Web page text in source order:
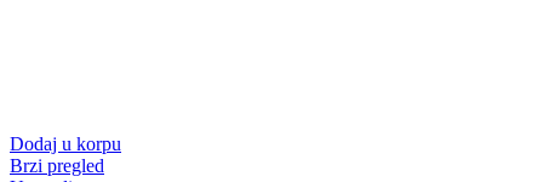
Dodaj u korpu
Brzi pregled